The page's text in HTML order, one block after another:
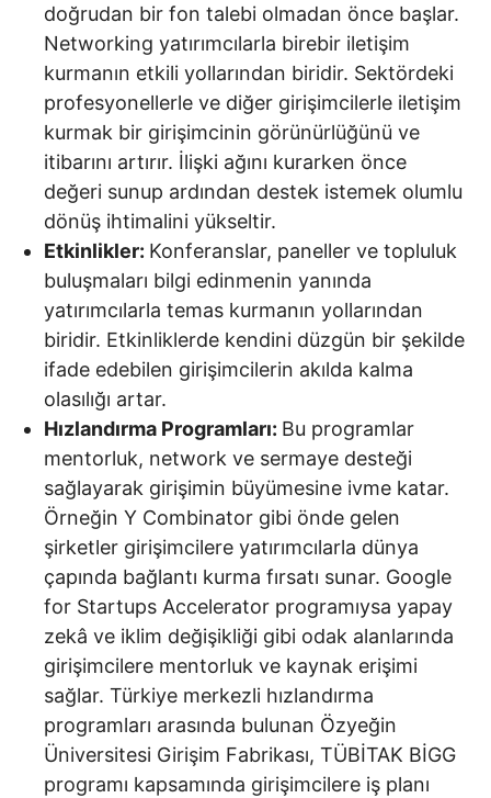
doğrudan bir fon talebi olmadan önce başlar.
Networking yatırımcılarla birebir iletişim
kurmanın etkili yollarından biridir. Sektördeki
profesyonellerle ve diğer girişimcilerle iletişim
kurmak bir girişimcinin görünürlüğünü ve
itibarını artırır. İlişki ağını kurarken önce
değeri sunup ardından destek istemek olumlu
dönüş ihtimalini yükseltir.
Etkinlikler: Konferanslar, paneller ve topluluk
buluşmaları bilgi edinmenin yanında
yatırımcılarla temas kurmanın yollarından
biridir. Etkinliklerde kendini düzgün bir şekilde
ifade edebilen girişimcilerin akılda kalma
olasılığı artar.
Hızlandırma Programları: Bu programlar
mentorluk, network ve sermaye desteği
sağlayarak girişimin büyümesine ivme katar.
Örneğin Y Combinator gibi önde gelen
şirketler girişimcilere yatırımcılarla dünya
çapında bağlantı kurma fırsatı sunar. Google
for Startups Accelerator programıysa yapay
zekâ ve iklim değişikliği gibi odak alanlarında
girişimcilere mentorluk ve kaynak erişimi
sağlar. Türkiye merkezli hızlandırma
programları arasında bulunan Özyeğin
Üniversitesi Girişim Fabrikası, TÜBİTAK BİGG
programı kapsamında girişimcilere iş planı